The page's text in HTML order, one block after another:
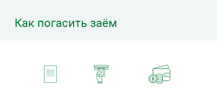
Как погасить заём